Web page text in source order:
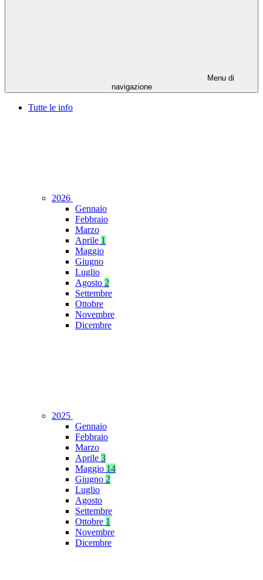
Menu di
navigazione
Tutte le info
2026
Gennaio
Febbraio
Marzo
Aprile 1
Maggio
Giugno
Luglio
Agosto 2
Settembre
Ottobre
Novembre
Dicembre
2025
Gennaio
Febbraio
Marzo
Aprile 3
Maggio 14
Giugno 2
Luglio
Agosto
Settembre
Ottobre 1
Novembre
Dicembre